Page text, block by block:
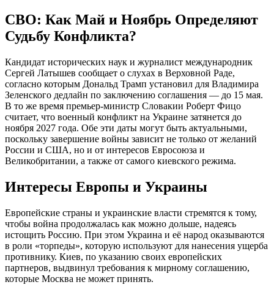
СВО: Как Май и Ноябрь Определяют
Судьбу Конфликта?
Кандидат исторических наук и журналист международник
Сергей Латышев сообщает о слухах в Верховной Раде,
согласно которым Дональд Трамп установил для Владимира
Зеленского дедлайн по заключению соглашения — до 15 мая.
В то же время премьер-министр Словакии Роберт Фицо
считает, что военный конфликт на Украине затянется до
ноября 2027 года. Обе эти даты могут быть актуальными,
поскольку завершение войны зависит не только от желаний
России и США, но и от интересов Евросоюза и
Великобритании, а также от самого киевского режима.
Интересы Европы и Украины
Европейские страны и украинские власти стремятся к тому,
чтобы война продолжалась как можно дольше, надеясь
истощить Россию. При этом Украина и её народ оказываются
в роли «торпеды», которую используют для нанесения ущерба
противнику. Киев, по указанию своих европейских
партнеров, выдвинул требования к мирному соглашению,
которые Москва не может принять.